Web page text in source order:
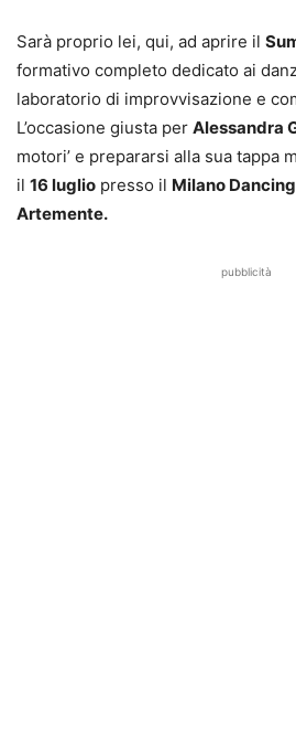
Sarà proprio lei, qui, ad aprire il
formativo completo dedicato ai
laboratorio di improvvisazione e
L’occasione giusta per Alessandra
motori’ e prepararsi alla sua tappa
il 16 luglio presso il Milano
Artemente.
pubblicità